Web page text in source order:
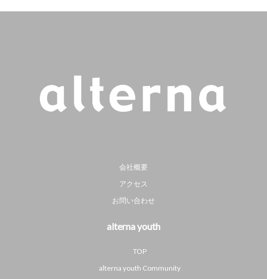
会社概要
アクセス
お問い合わせ
alterna youth
TOP
alterna youth Community